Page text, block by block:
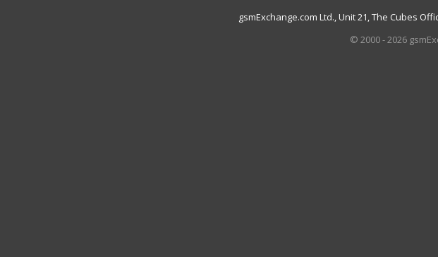
gsmExchange.com Ltd., Unit 21, The Cubes
© 2000 - 2026